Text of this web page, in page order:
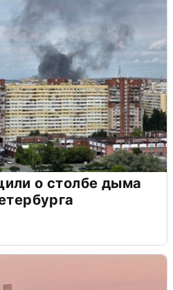
о столбе дыма